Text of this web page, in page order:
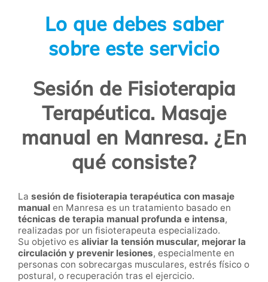
Lo que debes saber
sobre este servicio
Sesión de Fisioterapia
Terapéutica. Masaje
manual en Manresa. ¿En
qué consiste?
La sesión de fisioterapia terapéutica con masaje
manual en Manresa es un tratamiento basado en
técnicas de terapia manual profunda e intensa,
realizadas por un fisioterapeuta especializado.
Su objetivo es aliviar la tensión muscular, mejorar la
circulación y prevenir lesiones, especialmente en
personas con sobrecargas musculares, estrés físico o
postural, o recuperación tras el ejercicio.